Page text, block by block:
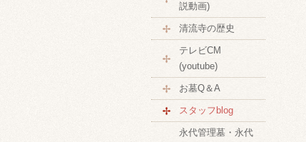
説動画)
清流寺の歴史
テレビCM
(youtube)
お墓Q＆A
スタッフblog
永代管理墓・永代